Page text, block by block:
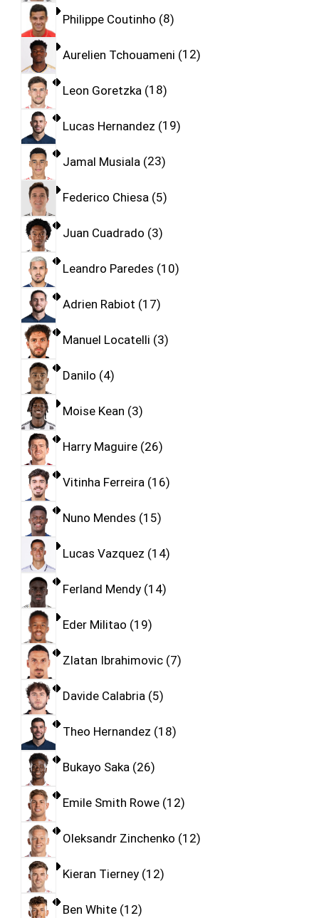
Philippe Coutinho 8
Aurelien Tchouameni 12
Leon Goretzka 18
Lucas Hernandez 19
Jamal Musiala 23
Federico Chiesa 5
Juan Cuadrado 3
Leandro Paredes 10
Adrien Rabiot 17
Manuel Locatelli 3
Danilo 4
Moise Kean 3
Harry Maguire 26
Vitinha Ferreira 16
Nuno Mendes 15
Lucas Vazquez 14
Ferland Mendy 14
Eder Militao 19
Zlatan Ibrahimovic 7
Davide Calabria 5
Theo Hernandez 18
Bukayo Saka 26
Emile Smith Rowe 12
Oleksandr Zinchenko 12
Kieran Tierney 12
Ben White 12